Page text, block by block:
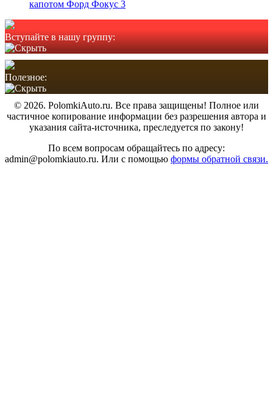
капотом Форд Фокус 3
Вступайте в нашу группу:
Полезное:
© 2026. PolomkiAuto.ru. Все права защищены! Полное или
частичное копирование информации без разрешения автора и
указания сайта-источника, преследуется по закону!
По всем вопросам обращайтесь по адресу:
admin@polomkiauto.ru. Или с помощью формы обратной связи.